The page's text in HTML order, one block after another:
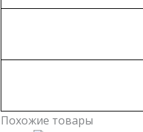
Похожие товары